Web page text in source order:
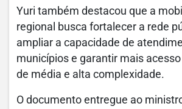
Yuri também destacou que a
regional busca fortalecer a rede
ampliar a capacidade de
municípios e garantir mais
de média e alta complexidade.
O documento entregue ao